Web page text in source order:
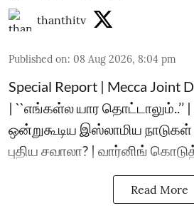
thanthitv
Published on: 08 Aug 2026, 8:04 pm
Special Report | Mecca Joint
| ``எங்கள்ல யார தொட்டாலும்..’’
ஒன்றுகூடிய இஸ்லாமிய நாடுகள்
புதிய சவாலா? | வார்னிங்
Read More